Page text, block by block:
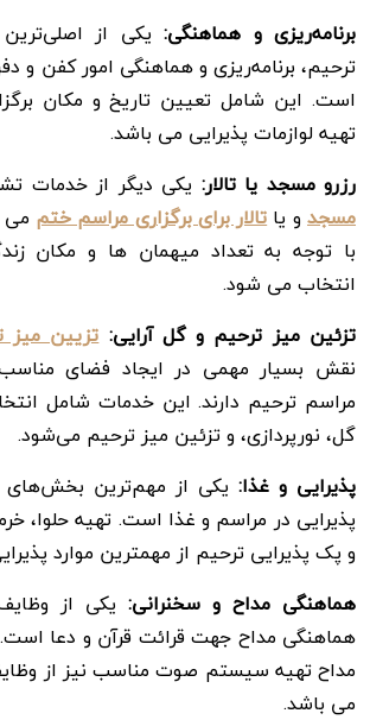
برنامه‌ریزی و هماهنگی: یکی از
ترحیم، برنامه‌ریزی و هماهنگی امور کفن و
است. این شامل تعیین تاریخ و مکان
تهیه لوازمات پذیرایی می باشد.
رزرو مسجد یا تالار: یکی دیگر از خدمات
مسجدو یاتالار برای برگزاری مراسم ختم می
با توجه به تعداد میهمان ها و مکان
انتخاب می شود.
تزئین میز ترحیم و گل آرایی: تزیین میز
نقش بسیار مهمی در ایجاد فضای مناسب
مراسم ترحیم دارند. این خدمات شامل
گل‌، نورپردازی، و تزئین میز ترحیم می‌شود.
پذیرایی و غذا: یکی از مهم‌ترین بخش‌های
پذیرایی در مراسم و غذا است. تهیه حلوا،
و پک پذیرایی ترحیم از مهمترین موارد
هماهنگی مداح و سخنرانی: یکی از
هماهنگی مداح جهت قرائت قرآن و دعا است.
مداح تهیه سیستم صوت مناسب نیز از
می باشد.